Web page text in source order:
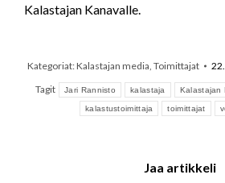
Kalastajan Kanavalle.
Kategoriat:Kalastajan media Toimittajat
Tagit
Jari Rannisto kalastaja Kalastajan
kalastustoimittaja toimittajat
Jaa artikkeli